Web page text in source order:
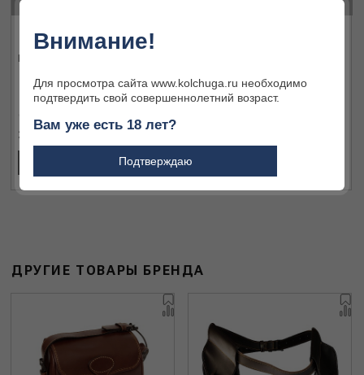
3 808 ₽
В КОРЗИНУ
ДРУГИЕ ТОВАРЫ БРЕНДА
Внимание!
Для просмотра сайта www.kolchuga.ru необходимо
подтвердить свой совершеннолетний возраст.
Вам уже есть 18 лет?
Подтверждаю